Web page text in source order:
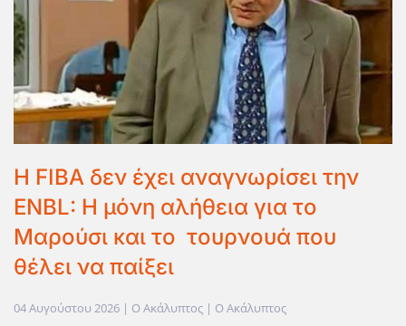
Η FIBA δεν έχει αναγνωρίσει την
ENBL: Η μόνη αλήθεια για το
Μαρούσι και το τουρνουά που
θέλει να παίξει
04 Αυγούστου 2026 | Ο Ακάλυπτος | Ο Ακάλυπτος